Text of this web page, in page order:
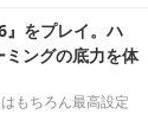
をプレイ。ハ
ングの底力を体
もちろん最高設定